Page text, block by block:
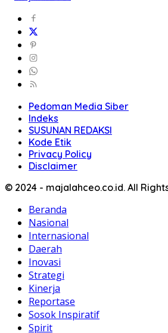
Pedoman Media Siber
Indeks
SUSUNAN REDAKSI
Kode Etik
Privacy Policy
Disclaimer
© 2024 - majalahceo.co.id. All
Beranda
Nasional
Internasional
Daerah
Inovasi
Strategi
Kinerja
Reportase
Sosok Inspiratif
Spirit